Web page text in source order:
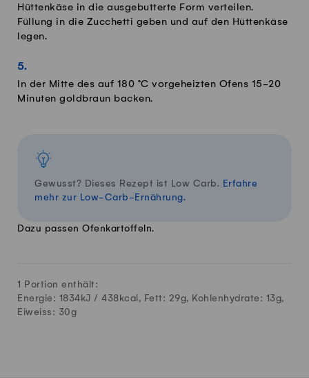
Hüttenkäse in die ausgebutterte Form verteilen.
Füllung in die Zucchetti geben und auf den Hüttenkäse
legen.
In der Mitte des auf 180 °C vorgeheizten Ofens 15-20
Minuten goldbraun backen.
Gewusst? Dieses Rezept ist Low Carb. Erfahre
mehr zur Low-Carb-Ernährung.
Dazu passen Ofenkartoffeln.
1 Portion enthält:
Energie: 1834kJ / 438 kcal, Fett: 29g, Kohlenhydrate: 13g,
Eiweiss: 30g